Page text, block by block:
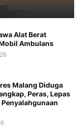
Alat Berat
Ambulans
Malang Diduga
Peras, Lepas